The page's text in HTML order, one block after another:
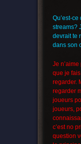
Qu’est-
streams?
devrait te
dans son
Je
que je
regarder.
regarder
joueurs
joueurs,
c’est no
question